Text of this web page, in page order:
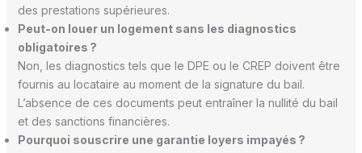
des prestations supérieures.
Peut-on louer un logement sans les diagnostics
obligatoires ?
Non, les diagnostics tels que le DPE ou le CREP doivent être
fournis au locataire au moment de la signature du bail.
L’absence de ces documents peut entraîner la nullité du bail
et des sanctions financières.
Pourquoi souscrire une garantie loyers impayés ?